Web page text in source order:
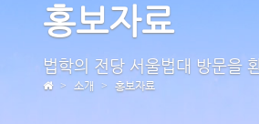
홍보자료
법학의 전당 서울법대 방문을
소개 홍보자료